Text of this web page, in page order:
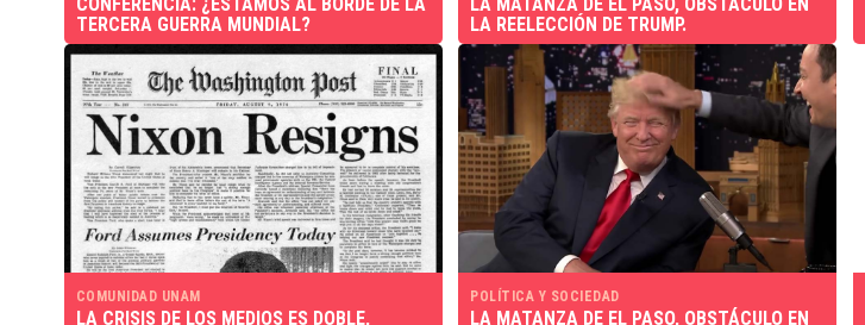
TERCERA GUERRA MUNDIAL?
LA REELECCIÓN DE TRUMP.
COMUNIDAD UNAM
LA CRISIS DE LOS MEDIOS ES DOBLE,
POLÍTICA Y SOCIEDAD
LA MATANZA DE EL PASO, OBSTÁCULO EN